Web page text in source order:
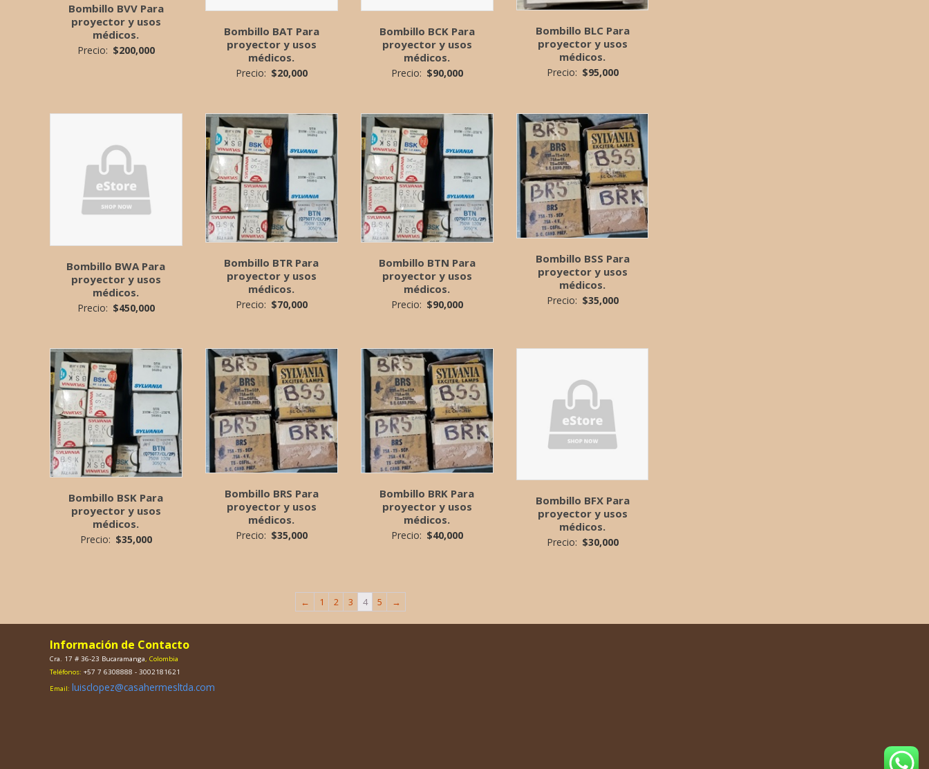
Bombillo BVV Para
proyector y usos
médicos.
Precio: $200,000
Bombillo BAT Para
proyector y usos
médicos.
Precio: $20,000
Bombillo BCK Para
proyector y usos
médicos.
Precio: $90,000
Bombillo BLC Para
proyector y usos
médicos.
Precio: $95,000
Bombillo BWA Para
proyector y usos
médicos.
Precio: $450,000
Bombillo BTR Para
proyector y usos
médicos.
Precio: $70,000
Bombillo BTN Para
proyector y usos
médicos.
Precio: $90,000
Bombillo BSS Para
proyector y usos
médicos.
Precio: $35,000
Bombillo BSK Para
proyector y usos
médicos.
Precio: $35,000
Bombillo BRS Para
proyector y usos
médicos.
Precio: $35,000
Bombillo BRK Para
proyector y usos
médicos.
Precio: $40,000
Bombillo BFX Para
proyector y usos
médicos.
Precio: $30,000
← 1 2 3 4 5 →
Información de Contacto
Cra. 17 # 36-23 Bucaramanga, Colombia
Teléfonos:+57 7 6308888 - 3002181621
Email: luisclopez@casahermesltda.com